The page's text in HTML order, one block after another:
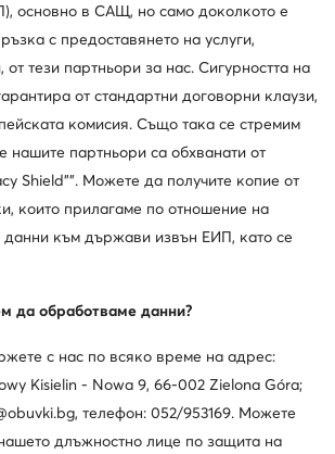
основно в САЩ, но само доколкото е
с предоставянето на услуги,
от тези партньори за нас. Сигурността на
от стандартни договорни клаузи,
комисия. Също така се стремим
нашите партньори са обхванати от
Shield"". Можете да получите копие от
които прилагаме по отношение на
данни към държави извън ЕИП, като се
да обработваме данни?
с нас по всяко време на адрес:
Kisielin - Nowa 9, 66-002 Zielona Góra;
телефон: 052/953169. Можете
длъжностно лице по защита на